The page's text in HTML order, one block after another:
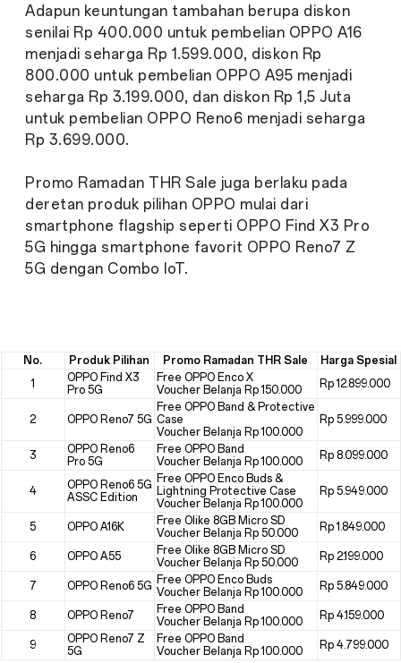
Adapun keuntungan tambahan berupa diskon
senilai Rp 400.000 untuk pembelian OPPO A16
menjadi seharga Rp 1.599.000, diskon Rp
800.000 untuk pembelian OPPO A95 menjadi
seharga Rp 3.199.000, dan diskon Rp 1,5 Juta
untuk pembelian OPPO Reno6 menjadi seharga
Rp 3.699.000.
Promo Ramadan THR Sale juga berlaku pada
deretan produk pilihan OPPO mulai dari
smartphone flagship seperti OPPO Find X3 Pro
5G hingga smartphone favorit OPPO Reno7 Z
5G dengan Combo IoT.
No. Produk Pilihan Promo Ramadan THR Sale
Harga Spesial
1
OPPO Find X3
Pro 5G
Free OPPO Enco X
Voucher Belanja Rp 150.000
Rp 12.899.000
2 OPPO Reno7 5G
Free OPPO Band & Protective
Case
Voucher Belanja Rp 100.000
Rp 5.999.000
3
OPPO Reno6
Pro 5G
Free OPPO Band
Voucher Belanja Rp 100.000
Rp 8.099.000
4
OPPO Reno6 5G
ASSC Edition
Free OPPO Enco Buds &
Lightning Protective Case
Voucher Belanja Rp 100.000
Rp 5.949.000
5 OPPO A16K
Free Olike 8GB Micro SD
Voucher Belanja Rp 50.000
Rp 1.849.000
6 OPPO A55
Free Olike 8GB Micro SD
Voucher Belanja Rp 50.000
Rp 2.199.000
7 OPPO Reno6 5G Free OPPO Enco Buds
Voucher Belanja Rp 100.000
Rp 5.849.000
8 OPPO Reno7
Free OPPO Band
Voucher Belanja Rp 100.000
Rp 4.159.000
9
OPPO Reno7 Z
5G
Free OPPO Band
Voucher Belanja Rp 100.000
Rp 4.799.000